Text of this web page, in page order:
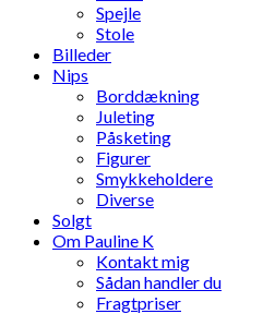
Spejle
Stole
Billeder
Nips
Borddækning
Juleting
Påsketing
Figurer
Smykkeholdere
Diverse
Solgt
Om Pauline K
Kontakt mig
Sådan handler du
Fragtpriser